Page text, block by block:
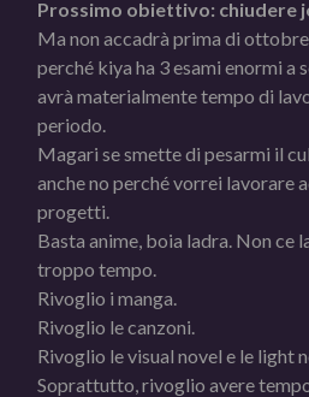
Prossimo obiettivo: chiudere
Ma non accadrà prima di
perché kiya ha 3 esami enormi a
avrà materialmente tempo di
periodo.
Magari se smette di pesarmi il
anche no perché vorrei lavorare
progetti.
Basta anime, boia ladra. Non ce
troppo tempo.
Rivoglio i manga.
Rivoglio le canzoni.
Rivoglio le visual novel e le light
Soprattutto, rivoglio avere